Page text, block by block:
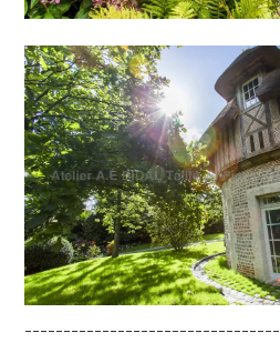
---------------------------------